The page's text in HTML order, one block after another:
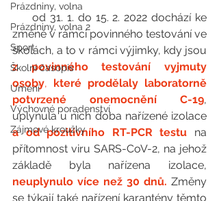
Prázdniny, volna
Prázdniny, volna 2
Sport
Školní časopis
Umění
Výchovné poradenství
Zájmové kroužky
     od 31. 1. do 15. 2. 2022 dochází ke
změně v rámci povinného testování ve
z povinného testování vyjmuty
osoby, které prodělaly laboratorně
potvrzené onemocnění C-19,
a od pozitivního RT-PCR testu na
přítomnost viru SARS-CoV-2, na jehož
neuplynulo více než 30 dnů. Změny
se týkají také nařízení karantény těmto